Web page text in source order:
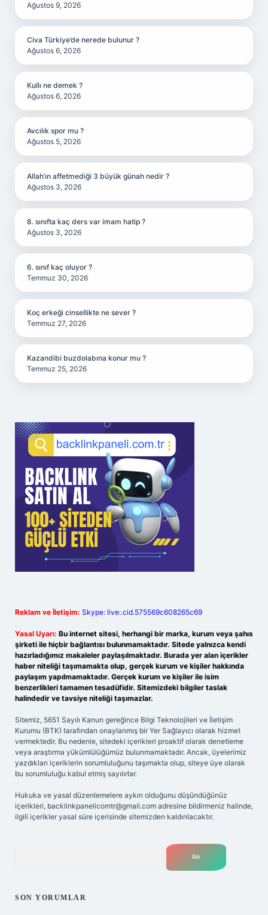
Ağustos 9, 2026
Civa Türkiye’de nerede bulunur ?
Ağustos 6, 2026
Kullı ne demek ?
Ağustos 6, 2026
Avcılık spor mu ?
Ağustos 5, 2026
Allah’ın affetmediği 3 büyük günah nedir ?
Ağustos 3, 2026
8. sınıfta kaç ders var imam hatip ?
Ağustos 3, 2026
6. sınıf kaç oluyor ?
Temmuz 30, 2026
Koç erkeği cinsellikte ne sever ?
Temmuz 27, 2026
Kazandibi buzdolabına konur mu ?
Temmuz 25, 2026
Reklam ve İletişim: Skype: live:.cid.575569c608265c69
Yasal Uyarı: Bu internet sitesi, herhangi bir marka, kurum veya şahıs
şirketi ile hiçbir bağlantısı bulunmamaktadır. Sitede yalnızca kendi
hazırladığımız makaleler paylaşılmaktadır. Burada yer alan içerikler
haber niteliği taşımamakta olup, gerçek kurum ve kişiler hakkında
paylaşım yapılmamaktadır. Gerçek kurum ve kişiler ile isim
benzerlikleri tamamen tesadüfidir. Sitemizdeki bilgiler taslak
halindedir ve tavsiye niteliği taşımazlar.
Sitemiz, 5651 Sayılı Kanun gereğince Bilgi Teknolojileri ve İletişim
Kurumu (BTK) tarafından onaylanmış bir Yer Sağlayıcı olarak hizmet
vermektedir. Bu nedenle, sitedeki içerikleri proaktif olarak denetleme
veya araştırma yükümlülüğümüz bulunmamaktadır. Ancak, üyelerimiz
yazdıkları içeriklerin sorumluluğunu taşımakta olup, siteye üye olarak
bu sorumluluğu kabul etmiş sayılırlar.
Hukuka ve yasal düzenlemelere aykırı olduğunu düşündüğünüz
içerikleri, backlinkpanelicomtr@gmail.com adresine bildirmeniz halinde,
ilgili içerikler yasal süre içerisinde sitemizden kaldırılacaktır.
SON YORUMLAR